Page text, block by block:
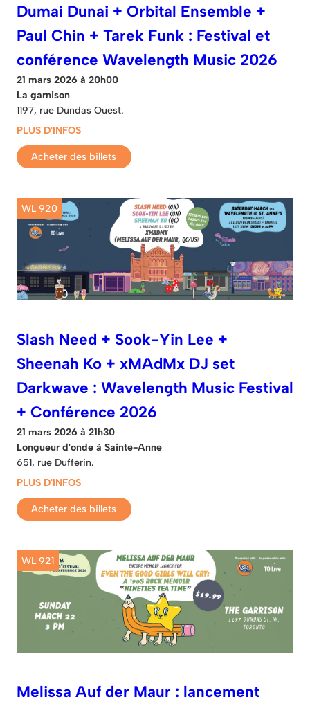
Dumai Dunai + Orbital Ensemble +
Paul Chin + Tarek Funk : Festival et
conférence Wavelength Music 2026
21 mars 2026 à 20h00
La garnison
1197, rue Dundas Ouest.
PLUS D'INFOS
Acheter des billets
WL 920
Slash Need + Sook-Yin Lee +
Sheenah Ko + xMAdMx DJ set
Darkwave : Wavelength Music Festival
+ Conférence 2026
21 mars 2026 à 21h30
Longueur d'onde à Sainte-Anne
651, rue Dufferin.
PLUS D'INFOS
Acheter des billets
WL 921
Melissa Auf der Maur : lancement